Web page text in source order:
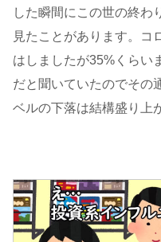
した瞬間にこの世の終わ
見たことがあります。コ
はしましたが35%くらい
だと聞いていたのでその
ベルの下落は結構盛り上